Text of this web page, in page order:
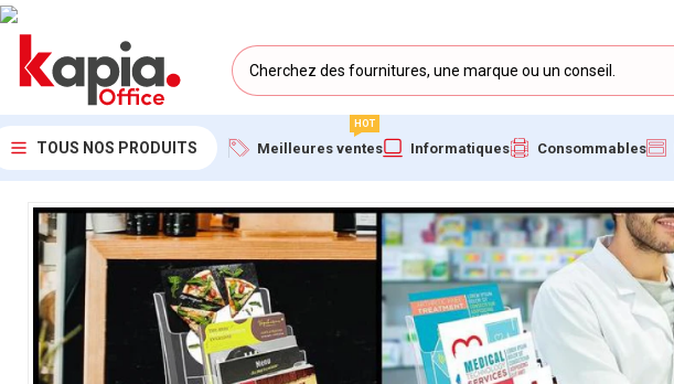
TOUS NOS PRODUITS Meilleures ventes
HOT
Informatiques Consommables
Accueil/KAPIA OFFICE MAROC